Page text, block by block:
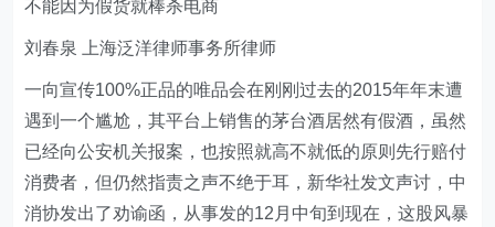
不能因为假货就棒杀电商
刘春泉 上海泛洋律师事务所律师
一向宣传100%正品的唯品会在刚刚过去的2015年年末遭
遇到一个尴尬，其平台上销售的茅台酒居然有假酒，虽然
已经向公安机关报案，也按照就高不就低的原则先行赔付
消费者，但仍然指责之声不绝于耳，新华社发文声讨，中
消协发出了劝谕函，从事发的12月中旬到现在，这股风暴